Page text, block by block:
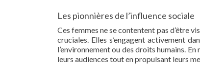
Les pionnières de l’influence sociale
Ces femmes ne se contentent pas d’être
cruciales. Elles s’engagent activement
l’environnement ou des droits humains.
leurs audiences tout en propulsant leurs